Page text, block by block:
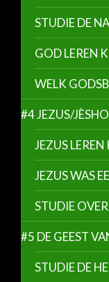
STUDIE DE
GOD LEREN
WELK
#4 JEZUS/
JEZUS LEREN
JEZUS WAS
STUDIE
#5 DE GEEST
STUDIE DE